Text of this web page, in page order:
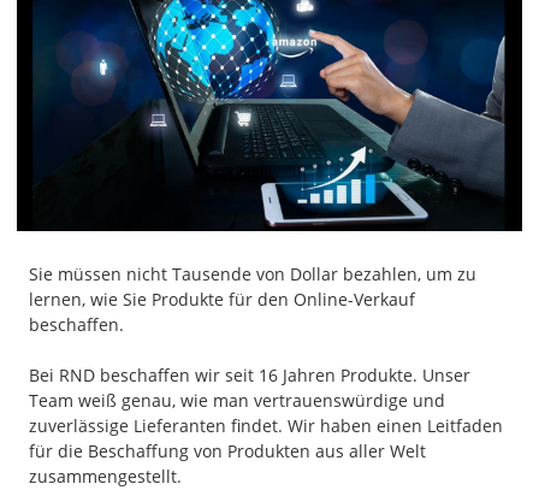
Sie müssen nicht Tausende von Dollar bezahlen, um zu
lernen, wie Sie Produkte für den Online-Verkauf
beschaffen.
Bei RND beschaffen wir seit 16 Jahren Produkte. Unser
Team weiß genau, wie man vertrauenswürdige und
zuverlässige Lieferanten findet. Wir haben einen Leitfaden
für die Beschaffung von Produkten aus aller Welt
zusammengestellt.